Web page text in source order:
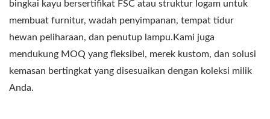
bingkai kayu bersertifikat FSC atau struktur logam untuk
membuat furnitur, wadah penyimpanan, tempat tidur
hewan peliharaan, dan penutup lampu.Kami juga
mendukung MOQ yang fleksibel, merek kustom, dan solusi
kemasan bertingkat yang disesuaikan dengan koleksi milik
Anda.